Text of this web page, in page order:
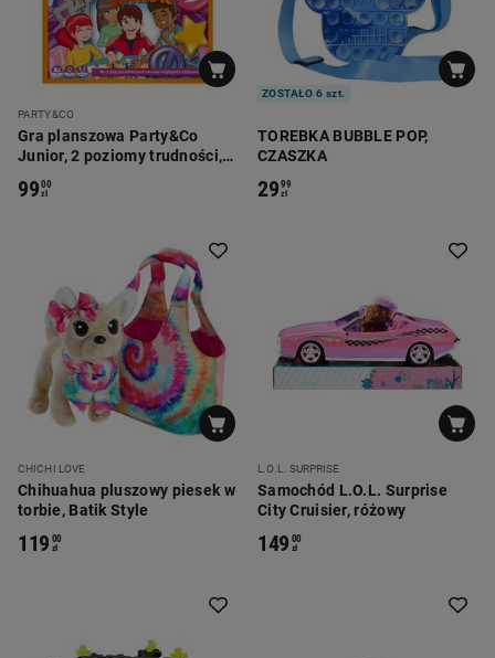
PARTY&CO
Gra planszowa Party&Co
Junior, 2 poziomy trudności,
9900
zł
ZOSTAŁO 6 szt.
TOREBKA BUBBLE POP,
CZASZKA
2999
zł
CHICHI LOVE
Chihuahua pluszowy piesek w
torbie, Batik Style
119 00
zł
L.O.L. SURPRISE
Samochód L.O.L. Surprise
City Cruisier, różowy
149 00
zł